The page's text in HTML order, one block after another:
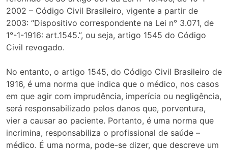
2002 – Código Civil Brasileiro, vigente a partir de
2003: “Dispositivo correspondente na Lei n° 3.071, de
1°-1-1916: art.1545.”, ou seja, artigo 1545 do Código
Civil revogado.
No entanto, o artigo 1545, do Código Civil Brasileiro de
1916, é uma norma que indica que o médico, nos casos
em que agir com imprudência, imperícia ou negligência,
será responsabilizado pelos danos que, porventura,
vier a causar ao paciente. Portanto, é uma norma que
incrimina, responsabiliza o profissional de saúde –
médico. É uma norma, pode-se dizer, que descreve um